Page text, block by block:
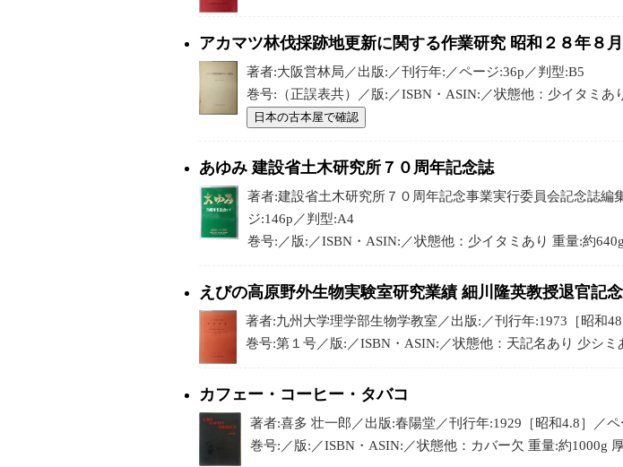
アカマツ林伐採跡地更新に関する作業研究 昭和２８年８月
著者:大阪営林局／出版:／刊行年:／ページ:36p／判型:B5
巻号:（正誤表共）／版:／ISBN・ASIN:／状態他：少イタミあ
日本の古本屋で確認
あゆみ 建設省土木研究所７０周年記念誌
著者:建設省土木研究所７０周年記念事業実行委員会記念誌
ジ:146p／判型:A4
巻号:／版:／ISBN・ASIN:／状態他：少イタミあり 重量:約
えびの高原野外生物実験室研究業績 細川隆英教授退官記
著者:九州大学理学部生物学教室／出版:／刊行年:1973［昭和
巻号:第１号／版:／ISBN・ASIN:／状態他：天記名あり 少シ
カフェー・コーヒー・タバコ
著者:喜多 壮一郎／出版:春陽堂／刊行年:1929［昭和4.8］／
巻号:／版:／ISBN・ASIN:／状態他：カバー欠 重量:約1000g